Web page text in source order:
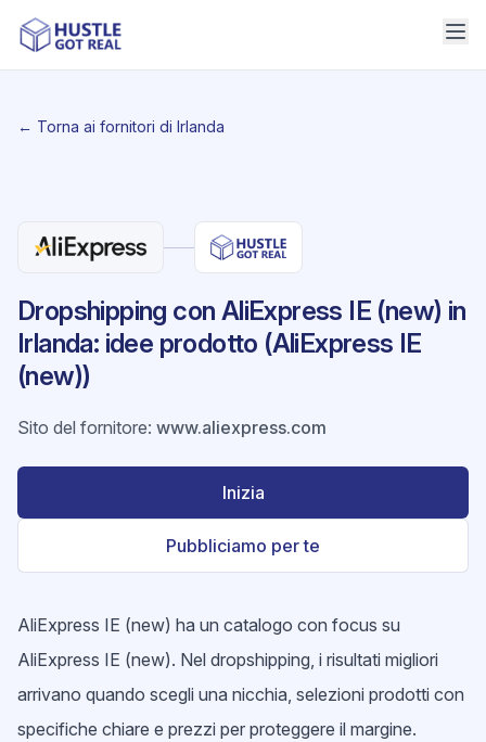
← Torna ai fornitori di Irlanda
Dropshipping con AliExpress IE (new) in
Irlanda: idee prodotto (AliExpress IE
(new))
Sito del fornitore: www.aliexpress.com
Inizia
Pubbliciamo per te
AliExpress IE (new) ha un catalogo con focus su
AliExpress IE (new). Nel dropshipping, i risultati migliori
arrivano quando scegli una nicchia, selezioni prodotti con
specifiche chiare e prezzi per proteggere il margine.